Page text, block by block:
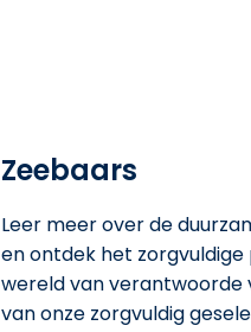
Zeebaars
Leer meer over de
en ontdek het
wereld van verantwoorde
van onze zorgvuldig